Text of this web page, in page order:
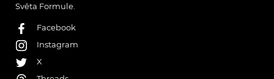
Světa Formule.
Facebook
Instagram
X